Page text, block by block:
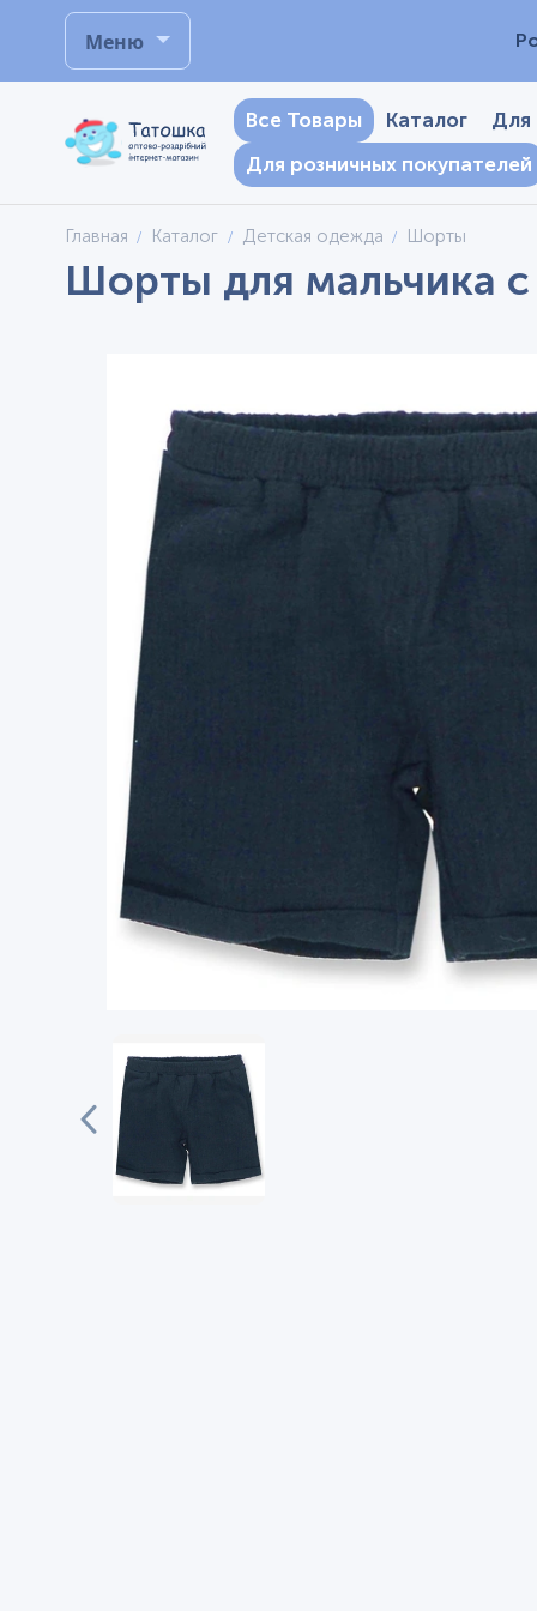
Меню
Все Товары Каталог
Для
Для розничных покупателей
Главная Каталог Детская одежда Шорты
Шорты для мальчика